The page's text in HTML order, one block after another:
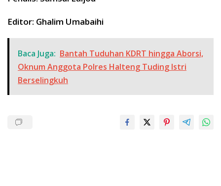
Editor: Ghalim Umabaihi
Baca Juga: Bantah Tuduhan KDRT hingga Aborsi,
Oknum Anggota Polres Halteng Tuding Istri
Berselingkuh